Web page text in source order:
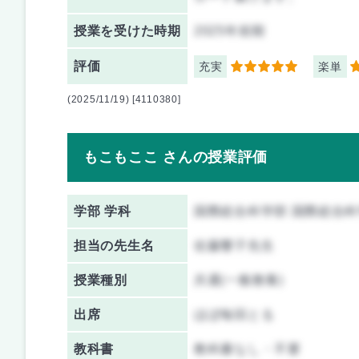
授業を受けた時期
評価 充実 5 楽単 4
(2025/11/19) [4110380]
もこもここ さんの授業評価
学部 学科 国際総合科学部 国際総合
担当の先生名 佐藤響子先生
授業種別 共通(一般教養)
出席 ほぼ毎回とる
教科書 教科書なし・不要